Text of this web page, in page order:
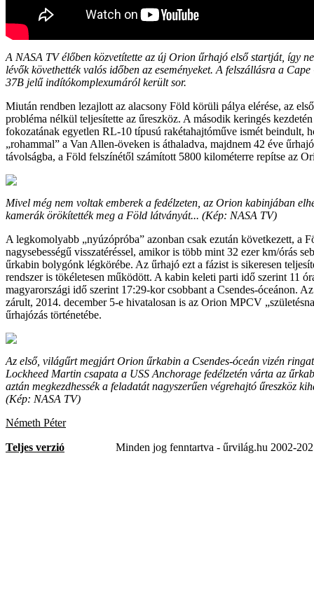
A NASA TV élőben közvetítette az új Orion űrhajó első startját, így
lévők követhették valós időben az eseményeket. A felszállásra a
37B jelű indítókomplexumáról került sor.
Miután rendben lezajlott az alacsony Föld körüli pálya elérése, az
probléma nélkül teljesítette az űreszköz. A második keringés
fokozatának egyetlen RL-10 típusú rakétahajtóműve ismét beindult,
„rohammal” a Van Allen-öveken is áthaladva, majdnem 42 éve
távolságba, a Föld felszínétől számított 5800 kilométerre repítse az
Mivel még nem voltak emberek a fedélzeten, az Orion kabinjában
kamerák örökítették meg a Föld látványát... (Kép: NASA TV)
A legkomolyabb „nyúzópróba” azonban csak ezután következett, a
nagysebességű visszatéréssel, amikor is több mint 32 ezer km/órás
űrkabin bolygónk légkörébe. Az űrhajó ezt a fázist is sikeresen
rendszer is tökéletesen működött. A kabin keleti parti idő szerint 11
magyarországi idő szerint 17:29-kor csobbant a Csendes-óceánon.
zárult, 2014. december 5-e hivatalosan is az Orion MPCV
űrhajózás történetébe.
Az első, világűrt megjárt Orion űrkabin a Csendes-óceán vizén
Lockheed Martin csapata a USS Anchorage fedélzetén várta az
aztán megkezdhessék a feladatát nagyszerűen végrehajtó űreszköz
(Kép: NASA TV)
Németh Péter
Teljes verzió Minden jog fenntartva - űrvilág.hu 2002-